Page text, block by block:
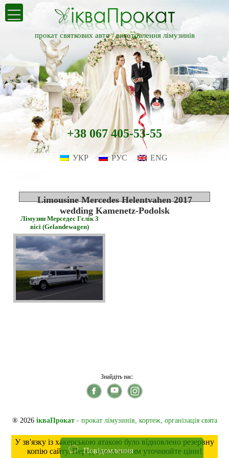
прокат святкових авто /виготовлення лімузинів
+38 067 405-53-55
УКР РУС ENG
Limousine Mercedes Helentvahen 2017
wedding Kamenetz-Podolsk
Лімузин Мерседес Гєлік 3
вісі (Gelandewagen)
Знайдіть нас:
® 2026 ікваПрокат- прокат лімузинів, кортеж, організація свята
У зв'язку із хакерською атакою було відновлено резервну
копію сайту. Перед замовленням уточнюйте ціни!
Повідомлення